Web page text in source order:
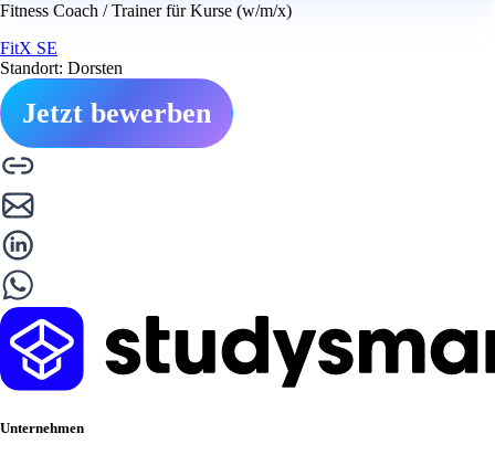
Fitness Coach / Trainer für Kurse (w/m/x)
FitX SE
Standort: Dorsten
Jetzt bewerben
Unternehmen